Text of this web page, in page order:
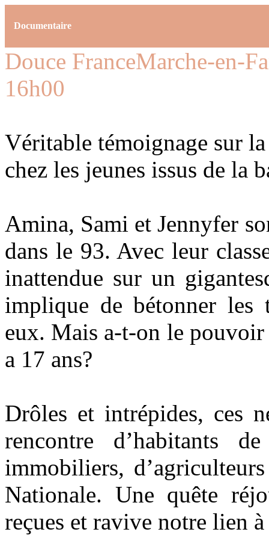
Documentaire
Douce FranceMarche-en-
16h00
Véritable témoignage sur
chez les jeunes issus de la
Amina, Sami et Jennyfer
dans le 93. Avec leur
inattendue sur un
implique de bétonner les
eux. Mais a-t-on le
a 17 ans?
Drôles et intrépides, ces
rencontre d’habitants
immobiliers,
Nationale. Une quête
reçues et ravive notre lien